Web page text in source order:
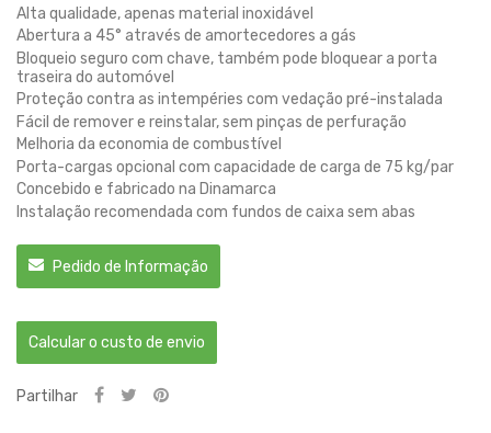
Alta qualidade, apenas material inoxidável
Abertura a 45° através de amortecedores a gás
Bloqueio seguro com chave, também pode bloquear a porta
traseira do automóvel
Proteção contra as intempéries com vedação pré-instalada
Fácil de remover e reinstalar, sem pinças de perfuração
Melhoria da economia de combustível
Porta-cargas opcional com capacidade de carga de 75 kg/par
Concebido e fabricado na Dinamarca
Instalação recomendada com fundos de caixa sem abas
Pedido de Informação
Calcular o custo de envio
Partilhar